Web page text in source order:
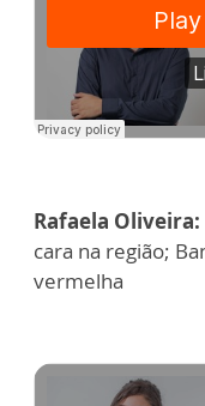
Rafaela Oliveira:
cara na região;
vermelha